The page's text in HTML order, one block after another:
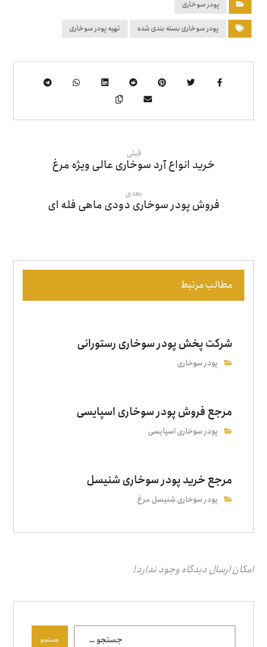
پودر سوخاری
پودر سوخاری بسته بندی شده تهیه پودر سوخاری
قبلی
خرید انواع آرد سوخاری عالی ويژه مرغ
بعدی
فروش پودر سوخاری دودی ماهی فله ای
مطالب مرتبط
شرکت پخش پودر سوخاری رستورانی
پودر سوخاری
مرجع فروش پودر سوخاری اسپایسی
پودر سوخاری اسپایسی
مرجع خرید پودر سوخاری شنیسل
پودر سوخاری شنیسل مرغ
امکان ارسال دیدگاه وجود ندارد!
جستجو